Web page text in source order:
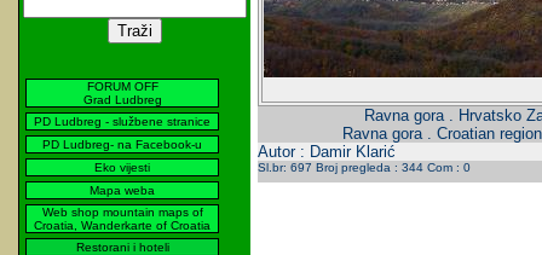
FORUM OFF
Grad Ludbreg
PD Ludbreg - službene stranice
PD Ludbreg- na Facebook-u
Eko vijesti
Mapa weba
Web shop mountain maps of
Croatia, Wanderkarte of Croatia
Restorani i hoteli
Ravna gora . Hrvatsko
Ravna gora . Croatian
Autor : Damir Klarić
Sl.br: 697 Broj pregleda : 344 Com : 0